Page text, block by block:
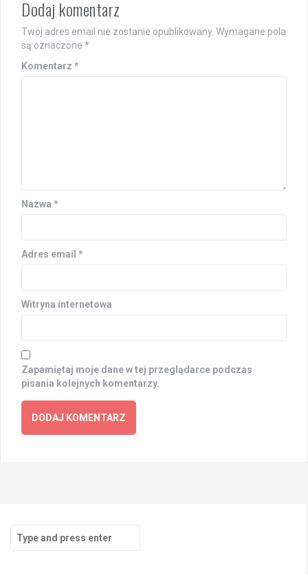
Dodaj komentarz
Twój adres email nie zostanie opublikowany. Wymagane pola
są oznaczone *
Komentarz *
Nazwa *
Adres email *
Witryna internetowa
Zapamiętaj moje dane w tej przeglądarce podczas
pisania kolejnych komentarzy.
Search
for: